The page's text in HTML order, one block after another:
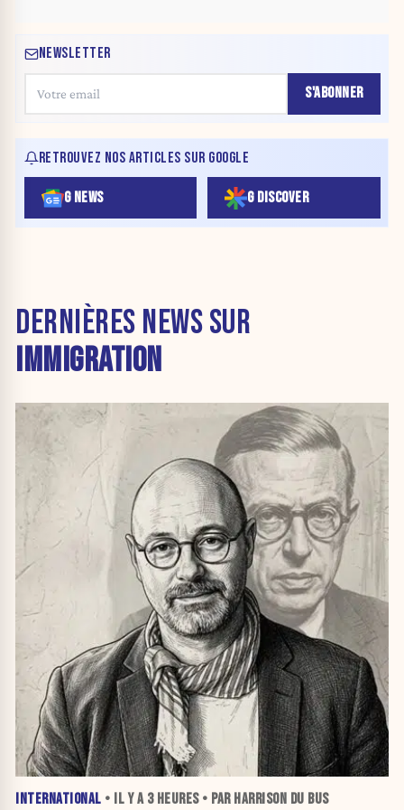
NEWSLETTER
S'ABONNER
RETROUVEZ NOS ARTICLES SUR GOOGLE
G NEWS G DISCOVER
DERNIÈRES NEWS SUR
IMMIGRATION
INTERNATIONAL • IL Y A 3 HEURES• PAR HARRISON DU BUS